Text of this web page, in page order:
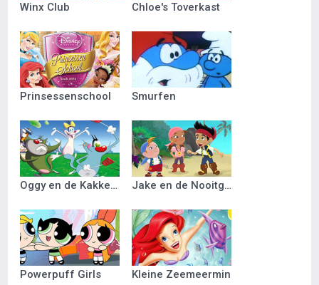
Winx Club Chloe's Toverkast
Prinsessenschool Smurfen
Oggy en de Kakkerlakken Jake en de Nooitgedacht Piraten
Powerpuff Girls Kleine Zeemeermin